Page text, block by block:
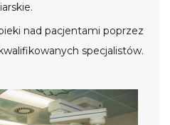
nad pacjentami poprzez
specjalistów.